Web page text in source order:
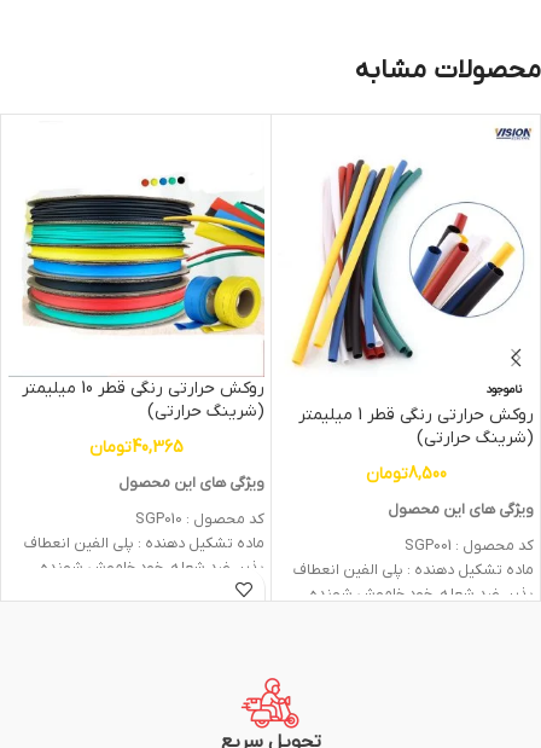
محصولات مشابه
ناموجود
روکش حرارتی رنگی قطر 1 میلیمتر
(شرینگ حرارتی)
8,500تومان
ویژگی های این محصول
کد محصول : SGP001
ماده تشکیل دهنده : پلی الفین انعطاف
پذیر، ضد شعله، خود خاموش شونده،
استاندارد ۱-UL VW (600 ولت، ۱۰۵+ درجه
روکش حرارتی رنگی قطر 10 میلیمتر
(شرینگ حرارتی)
40,365تومان
ویژگی های این محصول
کد محصول : SGP010
ماده تشکیل دهنده : پلی الفین انعطاف
پذیر، ضد شعله، خود خاموش شونده،
کراس لینک شده
سانتی گراد)
تحویل سریع